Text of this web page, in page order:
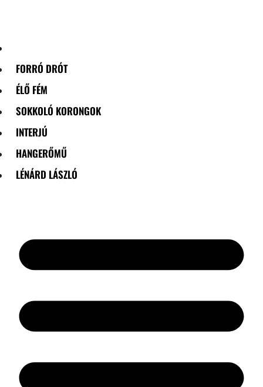
FORRÓ DRÓT
ÉLŐ FÉM
SOKKOLÓ KORONGOK
INTERJÚ
HANGERŐMŰ
LÉNÁRD LÁSZLÓ